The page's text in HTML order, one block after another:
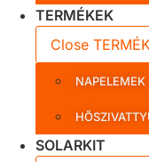
TERMÉKEK
Close
NAPELEMEK
SOLARKIT